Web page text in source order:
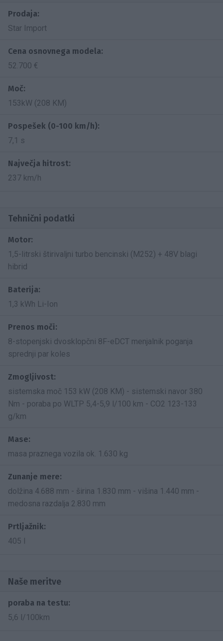
Prodaja:
Star Import
Cena osnovnega modela:
52.700 €
Moč:
153kW (208 KM)
Pospešek (0-100 km/h):
7,1 s
Največja hitrost:
237 km/h
Tehnični podatki
Motor:
1,5-litrski štirivaljni turbo bencinski (M252) + 48V blagi
hibrid
Baterija:
1,3 kWh Li-Ion
Prenos moči:
8-stopenjski dvosklopčni 8F-eDCT menjalnik poganja
sprednji par koles
Zmogljivost:
sistemska moč 153 kW (208 KM) - sistemski navor 380
Nm - poraba po WLTP 5,4-5,9 l/100 km - CO2 123-133
g/km
Mase:
masa praznega vozila ok. 1.630 kg
Zunanje mere:
dolžina 4.688 mm - širina 1.830 mm - višina 1.440 mm -
medosna razdalja 2.830 mm
Prtljažnik:
405 l
Naše meritve
poraba na testu:
5,6 l/100km